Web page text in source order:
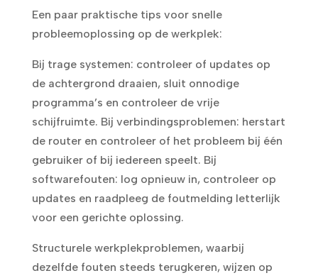
Een paar praktische tips voor snelle
probleemoplossing op de werkplek:
Bij trage systemen: controleer of updates op
de achtergrond draaien, sluit onnodige
programma’s en controleer de vrije
schijfruimte. Bij verbindingsproblemen: herstart
de router en controleer of het probleem bij één
gebruiker of bij iedereen speelt. Bij
softwarefouten: log opnieuw in, controleer op
updates en raadpleeg de foutmelding letterlijk
voor een gerichte oplossing.
Structurele werkplekproblemen, waarbij
dezelfde fouten steeds terugkeren, wijzen op